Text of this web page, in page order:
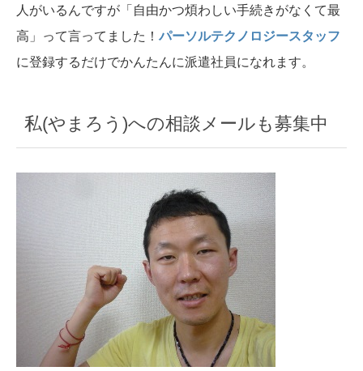
人がいるんですが「自由かつ煩わしい手続きがなくて最
高」って言ってました！ パーソルテクノロジースタッフ
に登録するだけでかんたんに派遣社員になれます。
私(やまろう)への相談メールも募集中